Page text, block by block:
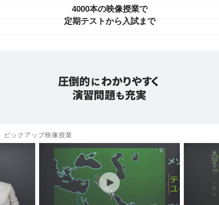
4000本の映像授業で
定期テストから入試まで
ピックアップ映像授業